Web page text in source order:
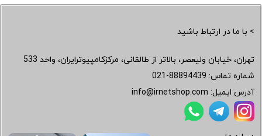
> با ما در ارتباط باشید
تهران، خیابان ولیعصر، بالاتر از طالقانی، مرکزکامپیوترایران، واحد 533
شماره تماس: 021-88894439
آدرس ایمیل: info@irnetshop.com